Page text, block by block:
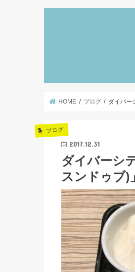
HOME ブログ ダイバー
ブログ
2017.12.31
ダイバーシ
スンドゥブ)